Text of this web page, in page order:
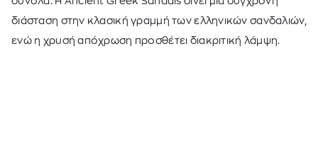
διάσταση στην κλασική γραμμή των ελληνικών σανδαλιών,
ενώ η χρυσή απόχρωση προσθέτει διακριτική λάμψη.